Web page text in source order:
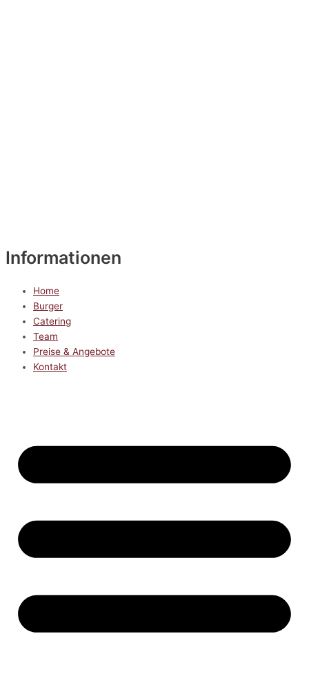
Informationen
Home
Burger
Catering
Team
Preise & Angebote
Kontakt